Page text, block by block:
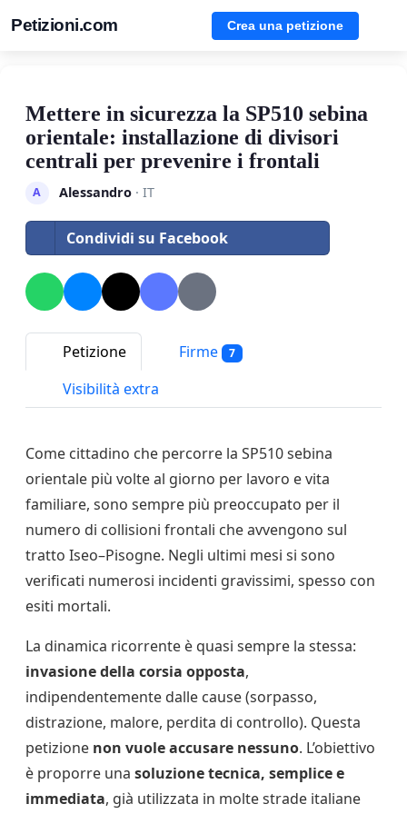
Petizioni.com Crea una petizione
Mettere in sicurezza la SP510 sebina
orientale: installazione di divisori
centrali per prevenire i frontali
A Alessandro· IT
Condividi su Facebook
Petizione Firme 7
Visibilità extra
Come cittadino che percorre la SP510 sebina
orientale più volte al giorno per lavoro e vita
familiare, sono sempre più preoccupato per il
numero di collisioni frontali che avvengono sul
tratto Iseo–Pisogne. Negli ultimi mesi si sono
verificati numerosi incidenti gravissimi, spesso con
esiti mortali.
La dinamica ricorrente è quasi sempre la stessa:
invasione della corsia opposta,
indipendentemente dalle cause (sorpasso,
distrazione, malore, perdita di controllo). Questa
petizione non vuole accusare nessuno. L’obiettivo
è proporre una soluzione tecnica, semplice e
immediata, già utilizzata in molte strade italiane